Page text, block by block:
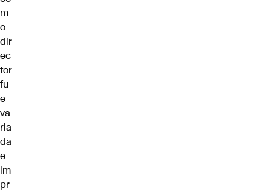
m
o
dir
ec
tor
fu
e
va
ria
da
e
im
pr